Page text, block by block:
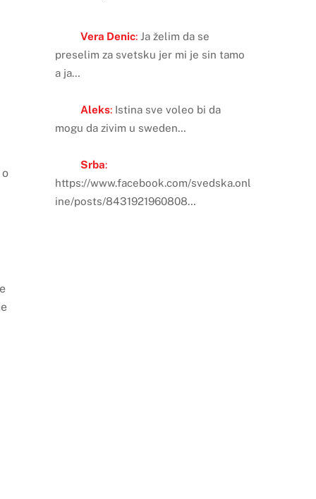
Vera Denic:Ja želim da se
preselim za svetsku jer mi je sin tamo
a ja…
Aleks:Istina sve voleo bi da
mogu da zivim u sweden…
Srba:
https://www.facebook.com/svedska.onl
ine/posts/8431921960808…